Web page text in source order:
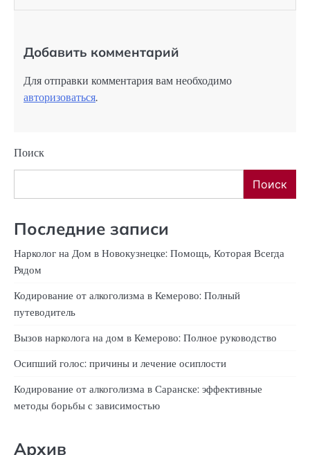
Добавить комментарий
Для отправки комментария вам необходимо
авторизоваться.
Поиск
Поиск
Последние записи
Нарколог на Дом в Новокузнецке: Помощь, Которая Всегда
Рядом
Кодирование от алкоголизма в Кемерово: Полный
путеводитель
Вызов нарколога на дом в Кемерово: Полное руководство
Осипший голос: причины и лечение осиплости
Кодирование от алкоголизма в Саранске: эффективные
методы борьбы с зависимостью
Архив